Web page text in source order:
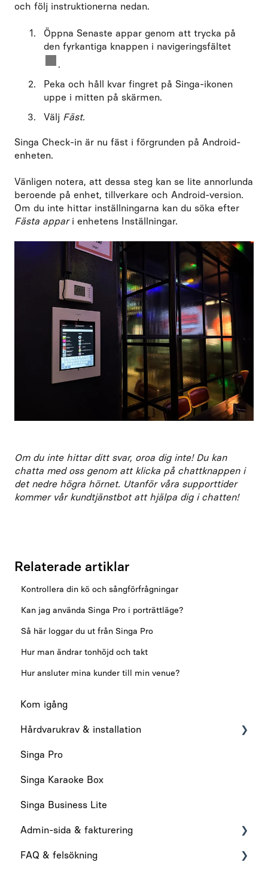
och följ instruktionerna nedan.
Öppna Senaste appar genom att trycka på
den fyrkantiga knappen i navigeringsfältet
.
Peka och håll kvar fingret på Singa-ikonen
uppe i mitten på skärmen.
Välj Fäst.
Singa Check-in är nu fäst i förgrunden på Android-
enheten.
Vänligen notera, att dessa steg kan se lite annorlunda
beroende på enhet, tillverkare och Android-version.
Om du inte hittar inställningarna kan du söka efter
Fästa appari enhetens Inställningar.
Om du inte hittar ditt svar, oroa dig inte! Du kan
chatta med oss genom att klicka på chattknappen i
det nedre högra hörnet. Utanför våra supporttider
kommer vår kundtjänstbot att hjälpa dig i chatten!
Relaterade artiklar
Kontrollera din kö och sångförfrågningar
Kan jag använda Singa Pro i porträttläge?
Så här loggar du ut från Singa Pro
Hur man ändrar tonhöjd och takt
Hur ansluter mina kunder till min venue?
Kom igång
Hårdvarukrav & installation
Hårdvarukrav
Installation
Singa Pro
Singa Karaoke Box
Singa Business Lite
Admin-sida & fakturering
Admin-sida
FAQ & felsökning